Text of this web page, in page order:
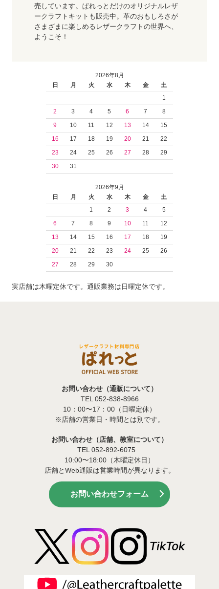
売しています。ぱれっとだけのオリジナルレザ
ークラフトキットも販売中。革のおもしろさが
さまざまに楽しめるレザークラフトの世界へ、
ようこそ！
2026年8月
日
月 火 水 木 金
土
1
2
3 4 5 6 7
8
9
10 11 12 13 14
15
16
17 18 19 20 21
22
23
24 25 26 27 28
29
30
31
2026年9月
日
月 火 水 木 金
土
1
2 3 4
5
6
7 8 9 10 11
12
13
14 15 16 17 18
19
20
21 22 23 24 25
26
27
28 29 30
実店舗は木曜定休です。通販業務は日曜定休です。
お問い合わせ（通販について）
TEL 052-838-8966
10：00〜17：00（日曜定休）
※店舗の営業日・時間とは別です。
お問い合わせ（店舗、教室について）
TEL 052-892-6075
10:00〜18:00（木曜定休日）
店舗とWeb通販は営業時間が異なります。
お問い合わせフォーム